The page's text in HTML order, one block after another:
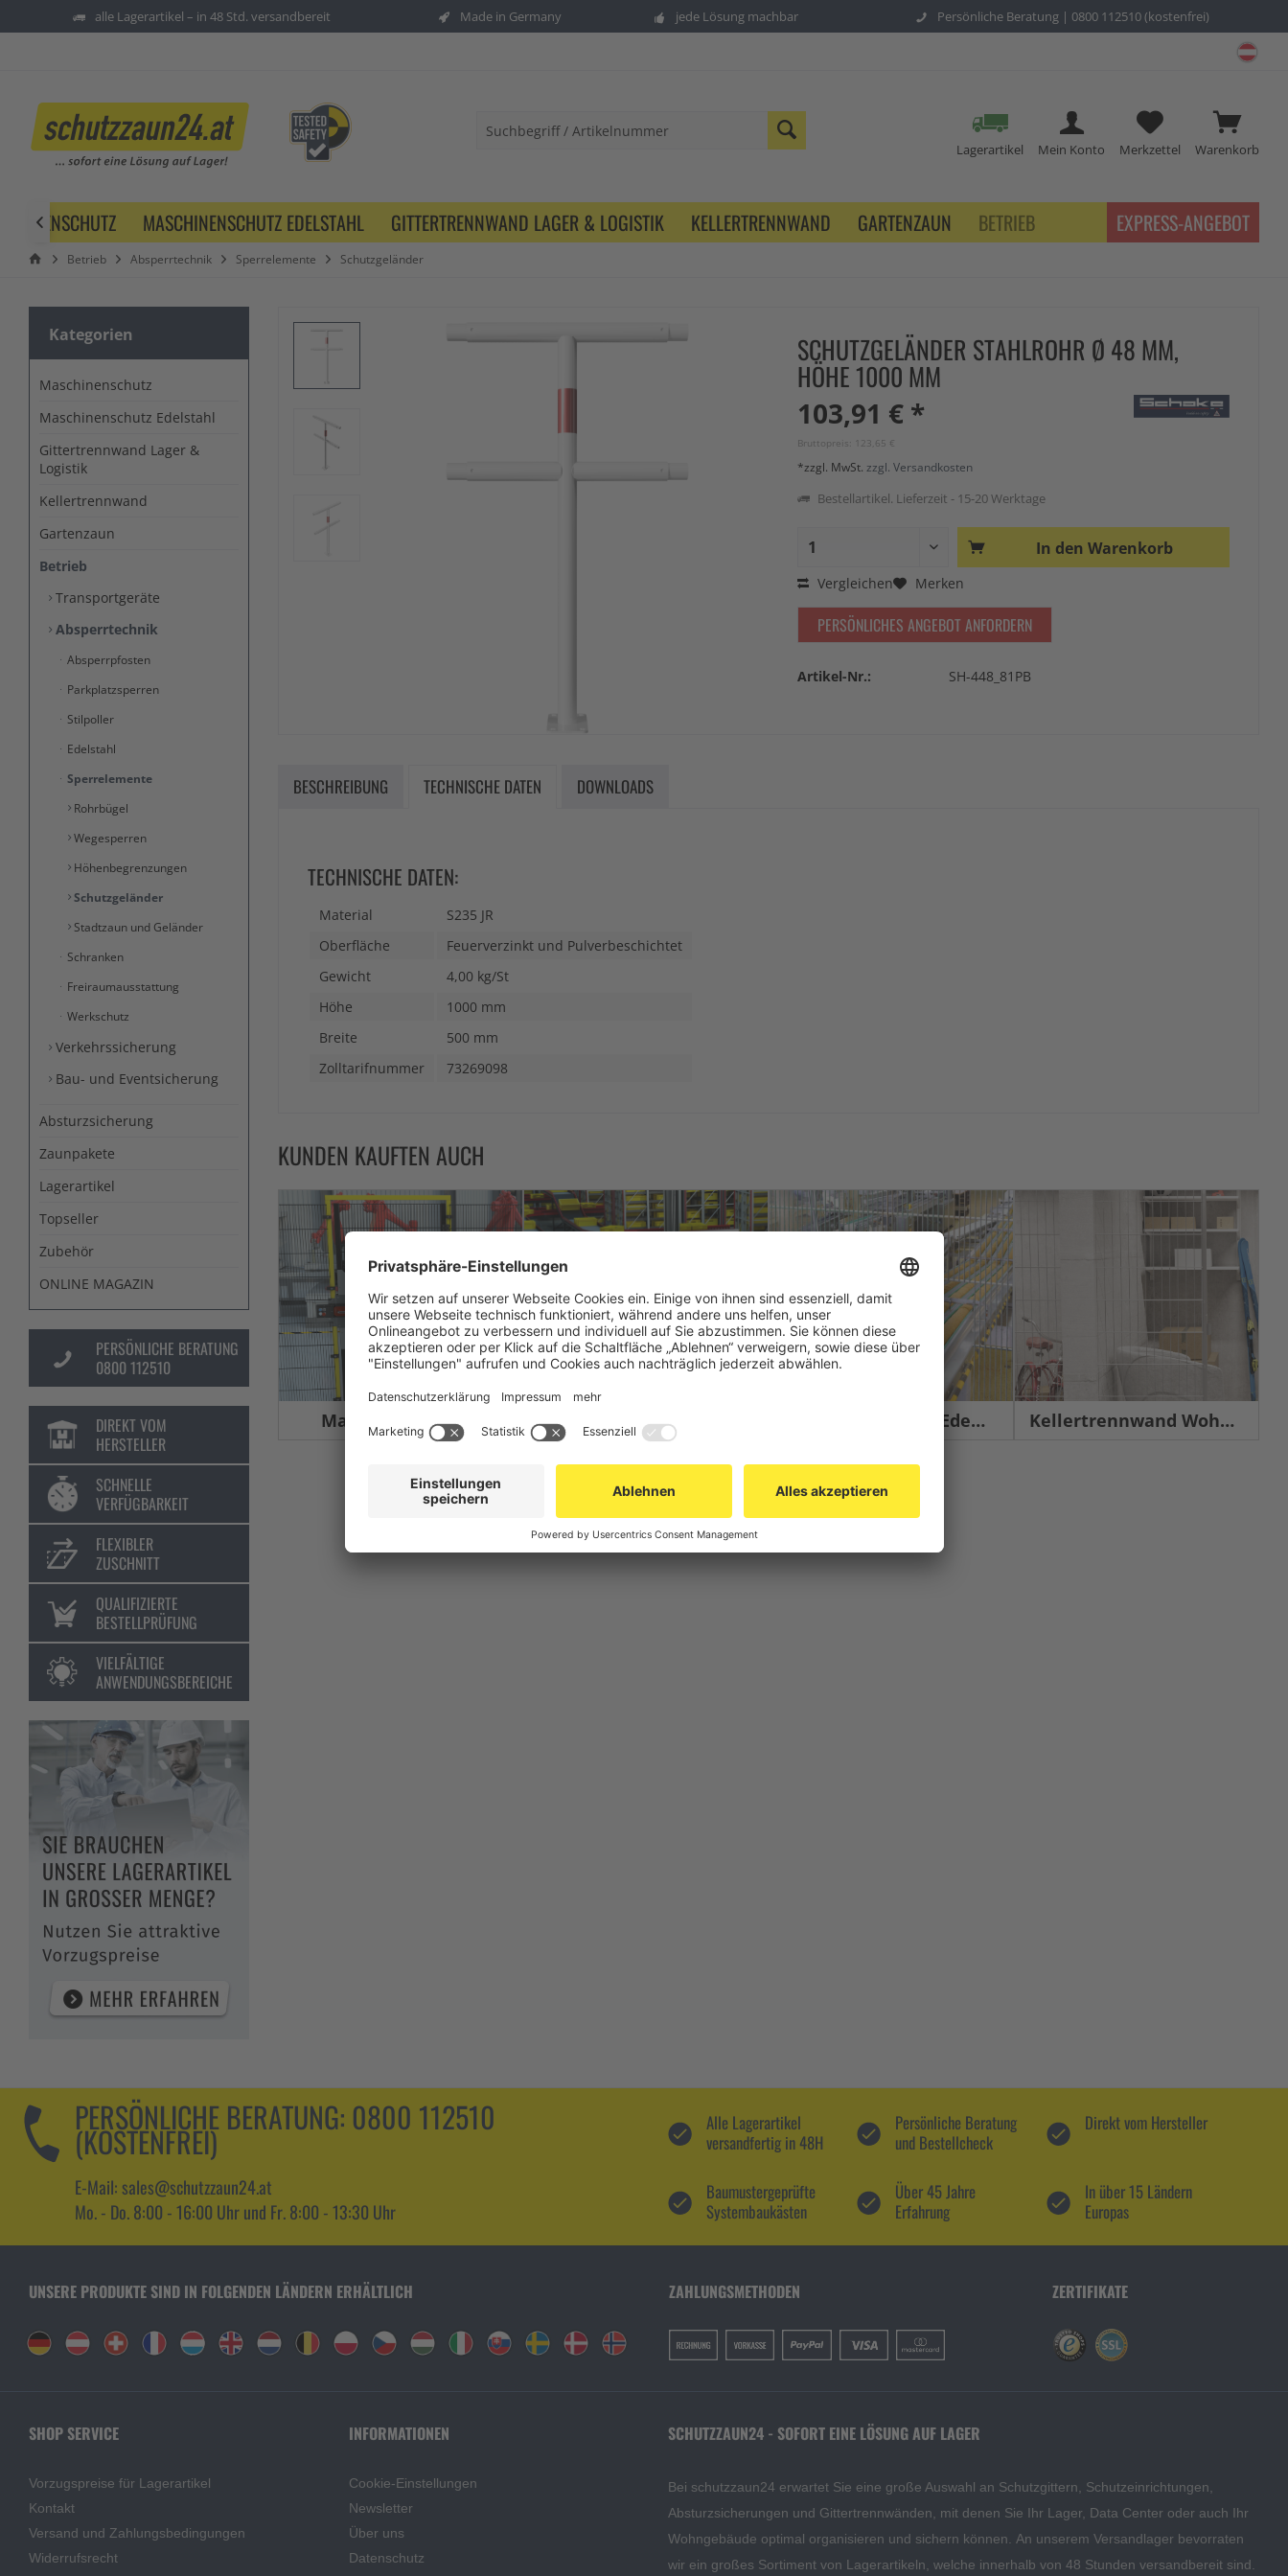
alle Lagerartikel – in 48 Std. versandbereit Made in Germany jede Lösung machbar Persönliche Beratung | 0800 112510 (kostenfrei)
Warenkorb
Merkzettel
Mein Konto
Lagerartikel
MASCHINENSCHUTZ EDELSTAHL GITTERTRENNWAND LAGER & LOGISTIK KELLERTRENNWAND GARTENZAUN BETRIEB
 EXPRESS-ANGEBOT
Betrieb Absperrtechnik Sperrelemente Schutzgeländer
Kategorien
Maschinenschutz
Maschinenschutz Edelstahl
Gittertrennwand Lager &
Logistik
Kellertrennwand
Gartenzaun
Betrieb
Transportgeräte
Absperrtechnik
Absperrpfosten
Parkplatzsperren
Stilpoller
Edelstahl
Sperrelemente
Rohrbügel
Wegesperren
Höhenbegrenzungen
Schutzgeländer
Stadtzaun und Geländer
Schranken
Freiraumausstattung
Werkschutz
Verkehrssicherung
Bau- und Eventsicherung
Absturzsicherung
Zaunpakete
Lagerartikel
Topseller
Zubehör
ONLINE MAGAZIN
PERSÖNLICHE BERATUNG
0800 112510
DIREKT VOM
HERSTELLER
SCHNELLE
VERFÜGBARKEIT
FLEXIBLER
ZUSCHNITT
QUALIFIZIERTE
BESTELLPRÜFUNG
VIELFÄLTIGE
ANWENDUNGSBEREICHE
SCHUTZGELÄNDER STAHLROHR Ø 48 MM,
HÖHE 1000 MM
103,91 € *
Bruttopreis: 123,65 €
*zzgl. MwSt. zzgl. Versandkosten
Bestellartikel. Lieferzeit - 15-20 Werktage
In den Warenkorb
Vergleichen Merken
PERSÖNLICHES ANGEBOT ANFORDERN
Artikel-Nr.: SH-448_81PB
BESCHREIBUNG TECHNISCHE DATEN DOWNLOADS
TECHNISCHE DATEN:
Material
S235 JR
Oberfläche
Feuerverzinkt und Pulverbeschichtet
Gewicht
4,00 kg/St
Höhe
1000 mm
Breite
500 mm
Zolltarifnummer
73269098
KUNDEN KAUFTEN AUCH
Maschinenschutz Gittertrennwand Lager & Logistik Maschinenschutz Edelstahl Kellertrennwand Wohnbau
PERSÖNLICHE BERATUNG: 0800 112510
(KOSTENFREI)
E-Mail: sales@schutzzaun24.at
Mo. - Do. 8:00 - 16:00 Uhr und Fr. 8:00 - 13:30 Uhr
Alle Lagerartikel
versandfertig in 48H
Persönliche Beratung
und Bestellcheck
Direkt vom Hersteller
Baumustergeprüfte
Systembaukästen
Über 45 Jahre
Erfahrung
In über 15 Ländern
Europas
UNSERE PRODUKTE SIND IN FOLGENDEN LÄNDERN ERHÄLTLICH ZAHLUNGSMETHODEN ZERTIFIKATE
SHOP SERVICE
Vorzugspreise für Lagerartikel
Kontakt
Versand und Zahlungsbedingungen
Widerrufsrecht
INFORMATIONEN
Cookie-Einstellungen
Newsletter
Über uns
Datenschutz
SCHUTZZAUN24 - SOFORT EINE LÖSUNG AUF LAGER
Bei schutzzaun24 erwartet Sie eine große Auswahl an Schutzgittern, Schutzeinrichtungen,
Absturzsicherungen und Gittertrennwänden, mit denen Sie Ihr Lager, Data Center oder auch Ihr
Wohngebäude optimal organisieren und sichern können. An unserem Versandlager bevorraten
wir ein großes Sortiment von Lagerartikeln, welche innerhalb von 48 Stunden versandbereit sind.